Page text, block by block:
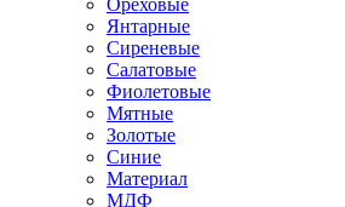
Ореховые
Янтарные
Сиреневые
Салатовые
Фиолетовые
Мятные
Золотые
Синие
Материал
МДФ